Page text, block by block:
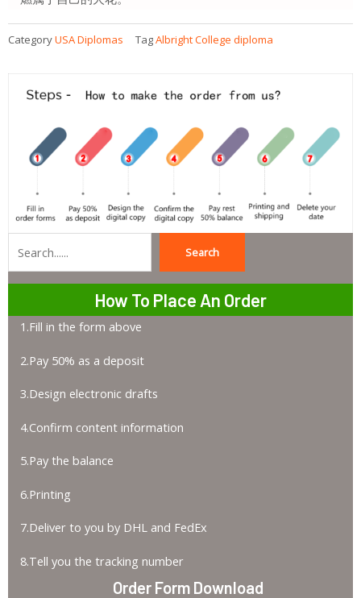
CategoryUSA Diplomas TagAlbright College diploma
Search
How To Place An Order
1.Fill in the form above
2.Pay 50% as a deposit
3.Design electronic drafts
4.Confirm content information
5.Pay the balance
6.Printing
7.Deliver to you by DHL and FedEx
8.Tell you the tracking number
Order Form Download